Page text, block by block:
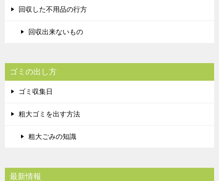
回収した不用品の行方
回収出来ないもの
ゴミの出し方
ゴミ収集日
粗大ゴミを出す方法
粗大ごみの知識
最新情報